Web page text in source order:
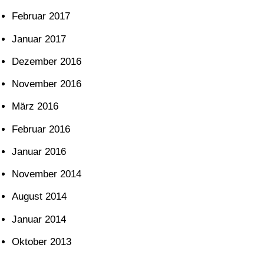
Februar 2017
Januar 2017
Dezember 2016
November 2016
März 2016
Februar 2016
Januar 2016
November 2014
August 2014
Januar 2014
Oktober 2013